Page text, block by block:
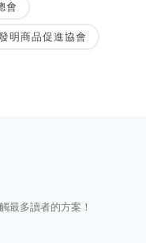
會
明商品促進協會
最多讀者的方案！